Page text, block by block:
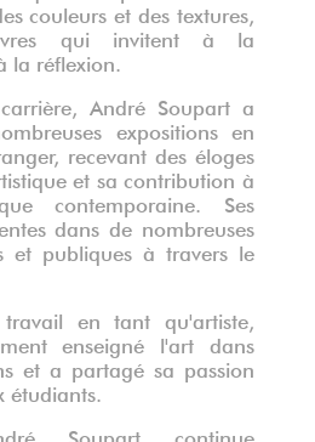
couleurs et des textures,
qui invitent à la
la réflexion.
André Soupart a
expositions en
recevant des éloges
et sa contribution à
contemporaine. Ses
dans de nombreuses
et publiques à travers le
en tant qu'artiste,
enseigné l'art dans
et a partagé sa passion
étudiants.
Soupart continue